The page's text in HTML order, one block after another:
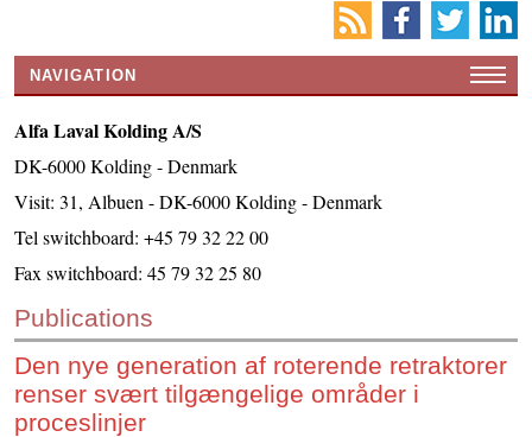
NAVIGATION
INS MAIN WEBSITE
Alfa Laval Kolding A/S
DK-6000 Kolding - Denmark
Visit: 31, Albuen - DK-6000 Kolding - Denmark
Tel switchboard: +45 79 32 22 00
Fax switchboard: 45 79 32 25 80
Publications
Den nye generation af roterende retraktorer
renser svært tilgængelige områder i
proceslinjer